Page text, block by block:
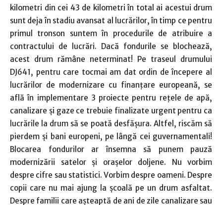
kilometri din cei 43 de kilometri în total ai acestui drum
sunt deja în stadiu avansat al lucrărilor, în timp ce pentru
primul tronson suntem în procedurile de atribuire a
contractului de lucrări. Dacă fondurile se blochează,
acest drum rămâne neterminat! Pe traseul drumului
DJ641, pentru care tocmai am dat ordin de începere al
lucrărilor de modernizare cu finanțare europeană, se
află în implementare 3 proiecte pentru rețele de apă,
canalizare și gaze ce trebuie finalizate urgent pentru ca
lucrările la drum să se poată desfășura. Altfel, riscăm să
pierdem și bani europeni, pe lângă cei guvernamentali!
Blocarea fondurilor ar însemna să punem pauză
modernizării satelor și orașelor doljene. Nu vorbim
despre cifre sau statistici. Vorbim despre oameni. Despre
copii care nu mai ajung la școală pe un drum asfaltat.
Despre familii care așteaptă de ani de zile canalizare sau